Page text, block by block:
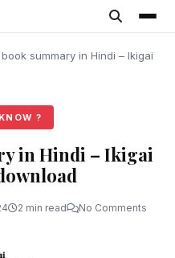
summary in Hindi – Ikigai
?
in Hindi – Ikigai
2 min read No Comments